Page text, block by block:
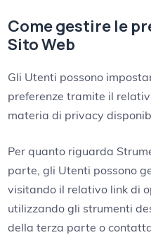
Come gestire le
Sito Web
Gli Utenti possono
preferenze tramite il
materia di privacy
Per quanto riguarda
parte, gli Utenti possono
visitando il relativo link di
utilizzando gli strumenti
della terza parte o